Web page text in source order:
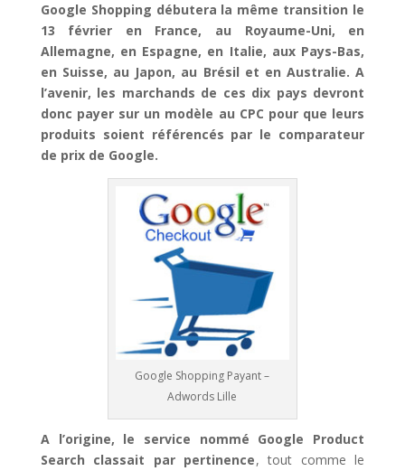
Google Shopping débutera la même transition le
13 février en France, au Royaume-Uni, en
Allemagne, en Espagne, en Italie, aux Pays-Bas,
en Suisse, au Japon, au Brésil et en Australie. A
l’avenir, les marchands de ces dix pays devront
donc payer sur un modèle au CPC pour que leurs
produits soient référencés par le comparateur
de prix de Google.
Google Shopping Payant –
Adwords Lille
A l’origine, le service nommé Google Product
Search classait par pertinence, tout comme le